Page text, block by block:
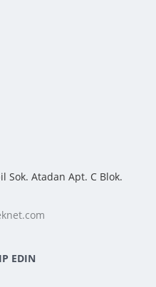
Sok. Atadan Apt. C Blok.
EDIN